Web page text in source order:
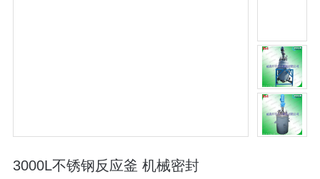
3000L不锈钢反应釜 机械密封